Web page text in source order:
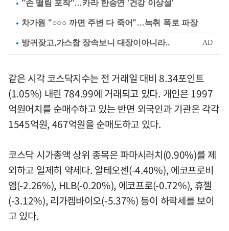
"손 떨림 포착"…카라 한승연 '건강 이상설'
차가원 "○○○ 까면 주변 다 죽어"…녹취 폭로 파장
같은 시각 코스닥지수는 전 거래일 대비 8.34포인트
(1.05%) 내린 784.99에 거래되고 있다. 개인은 1997
억원어치를 순매수하고 있는 반면 외국인과 기관은 각각
1545억원, 467억원을 순매도하고 있다.
코스닥 시가총액 상위 종목은 파마시러치(0.90%)를 제
외하고 일제히 약세다. 알테오젠(-4.40%), 에코프로비
엠(-2.26%), HLB(-0.20%), 에코프로(-0.72%), 휴젤
(-3.12%), 리가켐바이오(-5.37%) 등이 하락세를 보이
고 있다.